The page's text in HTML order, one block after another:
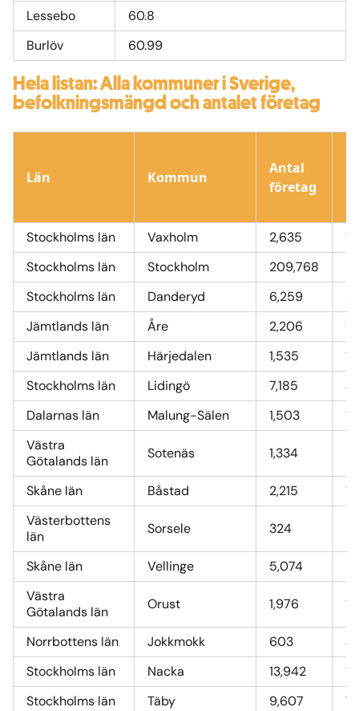
Lessebo
60.8
Burlöv
60.99
Hela listan: Alla kommuner i Sverige,
befolkningsmängd och antalet företag
Län Kommun
Antal
företag
Stockholms län Vaxholm 2,635
Stockholms län
Stockholm 209,768
Stockholms län
Danderyd 6,259
Jämtlands län
Åre 2,206
Jämtlands län
Härjedalen 1,535
Stockholms län
Lidingö 7,185
Dalarnas län
Malung-Sälen 1,503
Västra
Götalands län
Sotenäs 1,334
Skåne län Båstad 2,215
Västerbottens
län
Sorsele 324
Skåne län Vellinge 5,074
Västra
Götalands län
Orust 1,976
Norrbottens län Jokkmokk 603
Stockholms län
Nacka 13,942
Stockholms län
Täby 9,607